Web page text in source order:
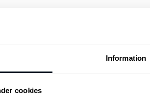
Information
cookies